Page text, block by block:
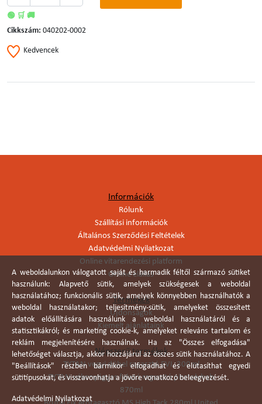
🟢 🛒 🚚
Cikkszám: 040202-0002
Kedvencek
Információk
Rólunk
Szállítási információk
Általános Szerződési Feltételek
Adatvédelmi Nyilatkozat
Online vitarendezési platform
Online elállás
Termékek
Újdonságok
Kiemelt ajánlataink
Népszerű termékek
TYTAN vegyi dübel ragasztó EVI. 300ml
TYTAN vékonyágyas falazó ragasztó pisztolyhab
870ml
A weboldalunkon válogatott saját és harmadik féltől származó sütiket
használunk: Alapvető sütik, amelyek szükségesek a weboldal
használatához; funkcionális sütik, amelyek könnyebben használhatók a
weboldal használatakor; teljesítmény-sütik, amelyeket összesített
adatok előállítására használunk a weboldal használatáról és a
statisztikákról; és marketing cookie-k, amelyeket releváns tartalom és
reklám megjelenítésére használnak. Ha az "Összes elfogadása"
lehetőséget választja, akkor hozzájárul az összes sütik használatához. A
"Beállítások" részben bármikor elfogadhat és elutasíthat egyedi
sütitípusokat, és visszavonhatja a jövőre vonatkozó beleegyezését.
Adatvédelmi Nyilatkozat